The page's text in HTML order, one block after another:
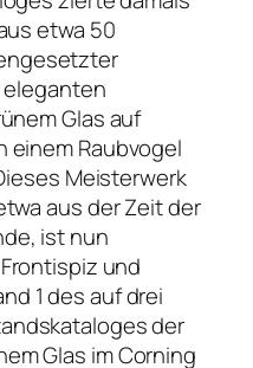
etwa 50
eleganten
Glas auf
einem Raubvogel
Meisterwerk
aus der Zeit der
ist nun
und
1 des auf drei
der
Glas im Corning